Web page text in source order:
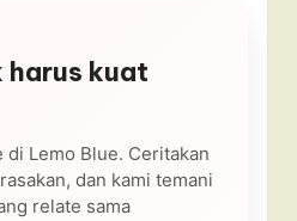
harus kuat
di Lemo Blue. Ceritakan
dan kami temani
relate sama